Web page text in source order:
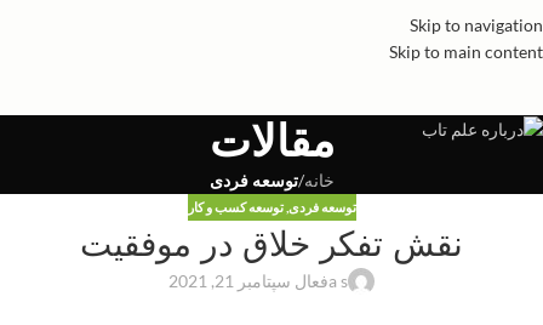
Skip to navigation
Skip to main content
مقالات
خانه/توسعه فردی
توسعه فردی ,توسعه کسب و کار
نقش تفکر خلاق در موفقیت
a sفعال سپتامبر 21, 2021